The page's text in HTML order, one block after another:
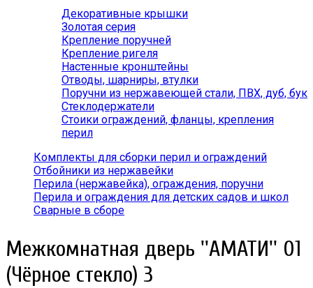
Декоративные крышки
Золотая серия
Крепление поручней
Крепление ригеля
Настенные кронштейны
Отводы, шарниры, втулки
Поручни из нержавеющей стали, ПВХ, дуб, бук
Стеклодержатели
Стоики ограждений, фланцы, крепления
перил
Комплекты для сборки перил и ограждений
Отбойники из нержавейки
Перила (нержавейка), ограждения, поручни
Перила и ограждения для детских садов и школ
Сварные в сборе
Межкомнатная дверь ''АМАТИ'' 01
(Чёрное стекло) 3